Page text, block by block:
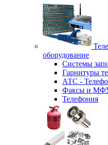
оборудование
Системы
Гарнитуры
АТС -
Факсы и МФУ
Телефония